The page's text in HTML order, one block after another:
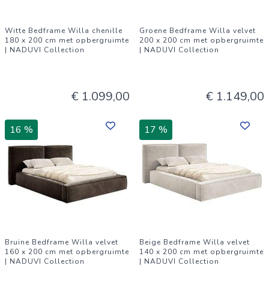
Witte Bedframe Willa chenille
180 x 200 cm met opbergruimte
| NADUVI Collection
€ 1.099,00
Groene Bedframe Willa velvet
200 x 200 cm met opbergruimte
| NADUVI Collection
€ 1.149,00
16 %
Bruine Bedframe Willa velvet
160 x 200 cm met opbergruimte
| NADUVI Collection
17 %
Beige Bedframe Willa velvet
140 x 200 cm met opbergruimte
| NADUVI Collection